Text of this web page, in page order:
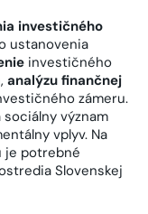
investičného
ustanovenia
investičného
analýzu finančnej
zámeru.
význam
vplyv. Na
je potrebné
Slovenskej